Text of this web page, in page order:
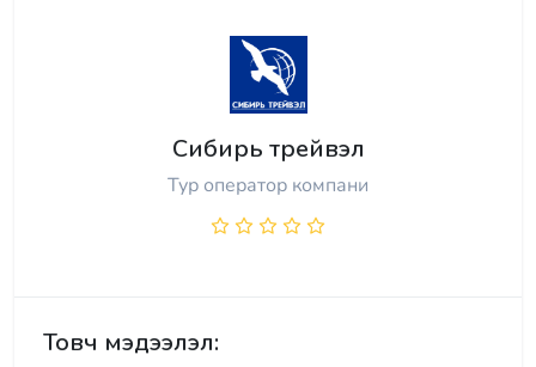
Сибирь трейвэл
Тур оператор компани
Товч мэдээлэл: